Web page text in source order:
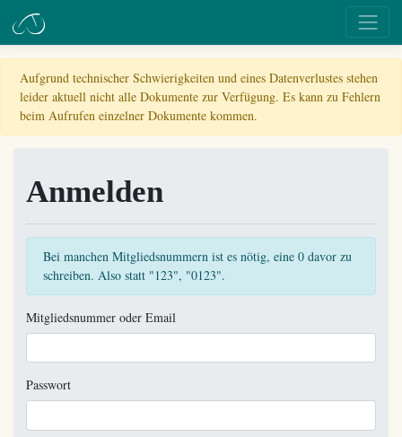
Aufgrund technischer Schwierigkeiten und eines Datenverlustes stehen
leider aktuell nicht alle Dokumente zur Verfügung. Es kann zu Fehlern
beim Aufrufen einzelner Dokumente kommen.
Anmelden
Bei manchen Mitgliedsnummern ist es nötig, eine 0 davor zu
schreiben. Also statt "123", "0123".
Mitgliedsnummer oder Email
Passwort